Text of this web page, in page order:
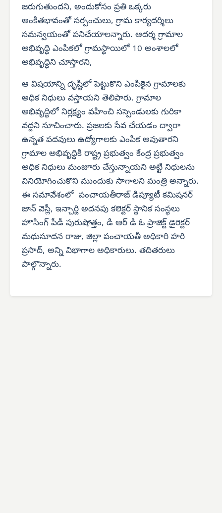
జరుగుతుందని, అందుకోసం ప్రతి ఒక్కరు
అంకితభావంతో సర్పంచులు, గ్రామ కార్యదర్శిలు
సమన్వయంతో పనిచేయాలన్నారు. ఆదర్శ గ్రామాల
అభివృద్ధి ఎంపికలో గ్రామస్థాయిలో 10 అంశాలలో
అభివృద్ధిని చూస్తారని,
ఆ విషయాన్ని దృష్టిలో పెట్టుకొని ఎంపికైన గ్రామాలకు
అధిక నిధులు వస్తాయని తెలిపారు. గ్రామాల
అభివృద్ధిలో నిర్లక్ష్యం వహించి సస్పెండులకు గురికా
వద్దని సూచించారు. ప్రజలకు సేవ చేయడం ద్వారా
ఉన్నత పదవులు ఉద్యోగాలకు ఎంపిక అవుతారని
గ్రామాల అభివృద్ధికి రాష్ట్ర ప్రభుత్వం కేంద్ర ప్రభుత్వం
అధిక నిధులు మంజూరు చేస్తున్నాయని అట్టి నిధులను
వినియోగించుకొని ముందుకు సాగాలని మంత్రి అన్నారు.
ఈ సమావేశంలో పంచాయతీరాజ్ డిప్యూటీ కమిషనర్
జాన్ వెస్లీ, ఇన్చార్జి అదనపు కలెక్టర్ స్థానిక సంస్థలు
హౌసింగ్ పీడీ పురుషోత్తం, డి ఆర్ డి ఓ ప్రాజెక్ట్ డైరెక్టర్
మధుసూదన రాజు, జిల్లా పంచాయతీ అధికారి హరి
ప్రసాద్, అన్ని విభాగాల అధికారులు. తదితరులు
పాల్గొన్నారు.